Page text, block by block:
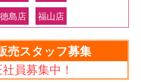
徳島店
福山店
売スタッフ募集
員募集中！